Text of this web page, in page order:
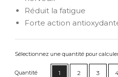
Réduit la fatigue
Forte action
Sélectionnez une quantité pour
Quantité 1 2 3